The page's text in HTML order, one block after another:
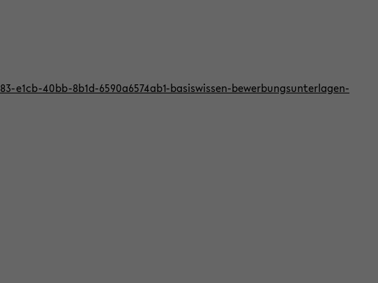
40bb-8b1d-6590a6574ab1-basiswissen-bewerbungsunterlagen-